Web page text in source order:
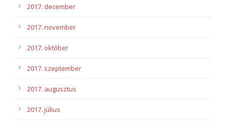
2017. december
2017. november
2017. október
2017. szeptember
2017. augusztus
2017. július